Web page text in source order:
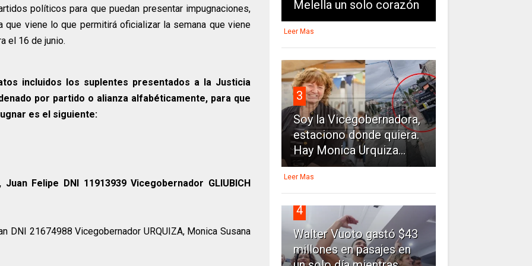
políticos para que puedan presentar impugnaciones,
que viene lo que permitirá oficializar la semana que viene
el 16 de junio.
incluidos los suplentes presentados a la Justicia
por partido o alianza alfabéticamente, para que
es el siguiente:
Juan Felipe DNI 11913939 Vicegobernador GLIUBICH
DNI 21674988 Vicegobernador URQUIZA, Monica Susana
Melella un solo corazón
Leer Mas
3
Soy la Vicegobernadora,
estaciono donde quiera.
Hay Monica Urquiza...
Leer Mas
4
Walter Vuoto gastó $43
millones en pasajes en